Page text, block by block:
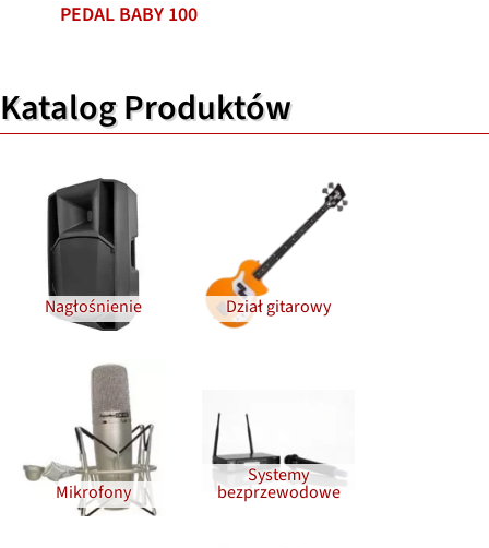
PEDAL BABY 100
Katalog Produktów
Nagłośnienie Dział gitarowy
Mikrofony
Systemy
bezprzewodowe